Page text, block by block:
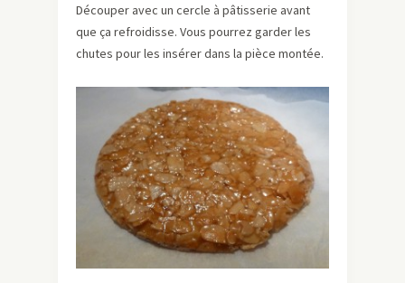
Découper avec un cercle à pâtisserie avant
que ça refroidisse. Vous pourrez garder les
chutes pour les insérer dans la pièce montée.